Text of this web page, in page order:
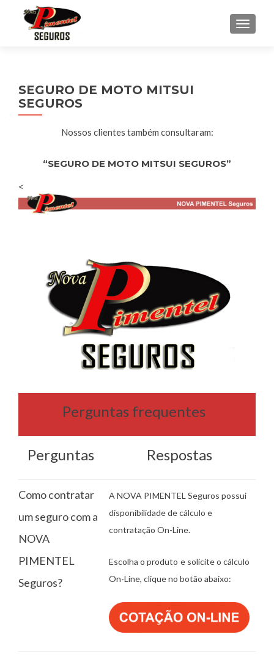
SEGURO DE MOTO MITSUI
SEGUROS
Nossos clientes também consultaram:
“SEGURO DE MOTO MITSUI SEGUROS”
<
Perguntas frequentes
Perguntas Respostas
Como contratar
um seguro com a
NOVA
PIMENTEL
Seguros?
A NOVA PIMENTEL Seguros possui
disponibilidade de cálculo e
contratação On-Line.
Escolha o produto e solicite o cálculo
On-Line, clique no botão abaixo: